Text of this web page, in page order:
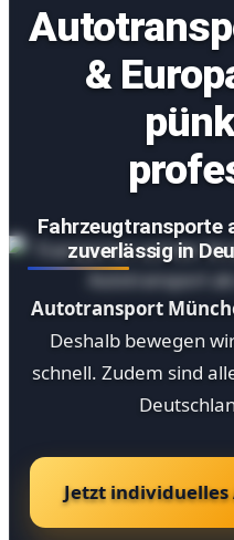
&
Fahrzeugtransporte
zuverlässig in
Autotransport
Deshalb bewegen
schnell. Zudem sind
Jetzt